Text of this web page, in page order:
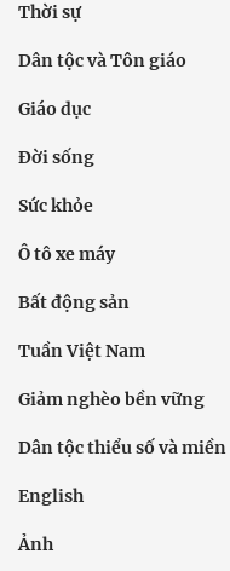
Thời sự
Dân tộc và Tôn giáo
Giáo dục
Đời sống
Sức khỏe
Ô tô xe máy
Bất động sản
Tuần Việt Nam
Giảm nghèo bền vững
Dân tộc thiểu số và
English
Ảnh